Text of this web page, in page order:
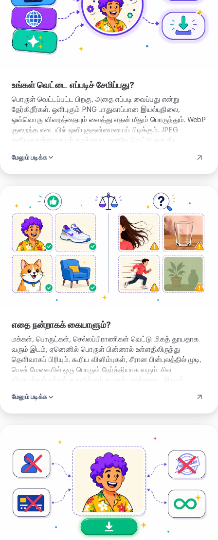
உங்கள் வெட்டை எப்படிச் சேமிப்பது?
பொருள் வெட்டப்பட்ட பிறகு, அதை எப்படி வைப்பது என்று
தேர்கிறீர்கள். ஒளிபுகும் PNG பாதுகாப்பான இயல்புநிலை,
ஒவ்வொரு விவரத்தையும் வைத்து எதன் மீதும் பொருந்தும். WebP
குறைந்த எடையில் ஒளிபுகுதன்மையைப் பிடிக்கும். JPEG
ஒளிபுகுதன்மையைச் சுமக்காது, எனவே வெட்டு ஒரு திட
வெள்ளை. பொருளின் வடிவம் எல்லா நிலையிலும் ஒன்றே. நீங்கள்
மேலும் படிக்க
அகற்று
எதை நன்றாகக் கையாளும்?
மக்கள், பொருட்கள், செல்லப்பிராணிகள் வெட்டு மிகத் தூயதாக
வரும் இடம், ஏனெனில் பொருள் பின்னால் உள்ளதிலிருந்து
தெளிவாகப் பிரியும். கூரிய விளிம்புகள், சீரான பின்புலத்தில் முடி,
மென் மேசையில் ஒரு பொருள் நேர்த்தியாக வரும். சில
விஷயங்கள் எந்தக் கருவிக்கும் கடினம்: கண்ணாடி, திரவம்,
ரோமக் கற்றைகள், வெளிர் சுவரில் வெளிர் பொருள். அங்கே
மேலும் படிக்க